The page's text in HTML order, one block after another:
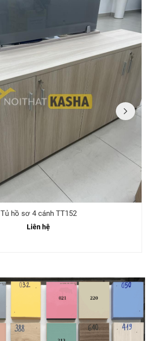
Tủ hồ sơ 4 cánh TT152
Liên hệ